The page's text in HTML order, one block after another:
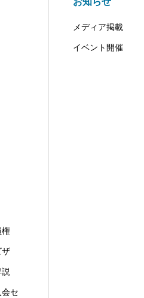
権
ザ
セ
メディア掲載
イベント開催